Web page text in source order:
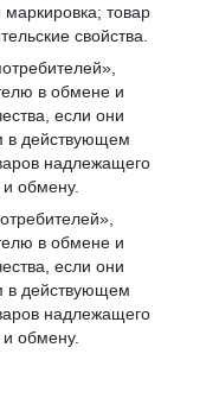
товар
свойства.
»,
в обмене и
если они
в действующем
надлежащего
и обмену.
в обмене и
если они
в действующем
надлежащего
обмену.